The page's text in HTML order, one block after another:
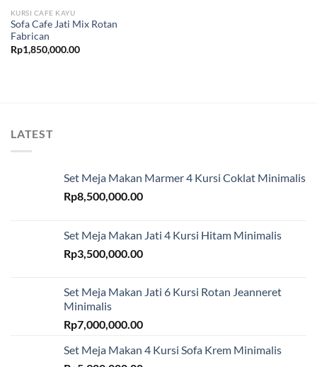
KURSI CAFE KAYU
Sofa Cafe Jati Mix Rotan
Fabrican
Rp1,850,000.00
LATEST
Set Meja Makan Marmer 4 Kursi Coklat Minimalis
Rp8,500,000.00
Set Meja Makan Jati 4 Kursi Hitam Minimalis
Rp3,500,000.00
Set Meja Makan Jati 6 Kursi Rotan Jeanneret
Minimalis
Rp7,000,000.00
Set Meja Makan 4 Kursi Sofa Krem Minimalis